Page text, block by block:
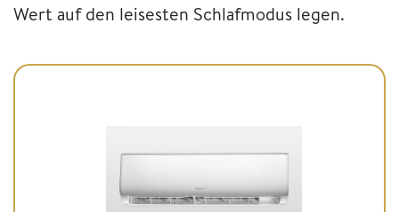
Wert auf den leisesten Schlafmodus legen.